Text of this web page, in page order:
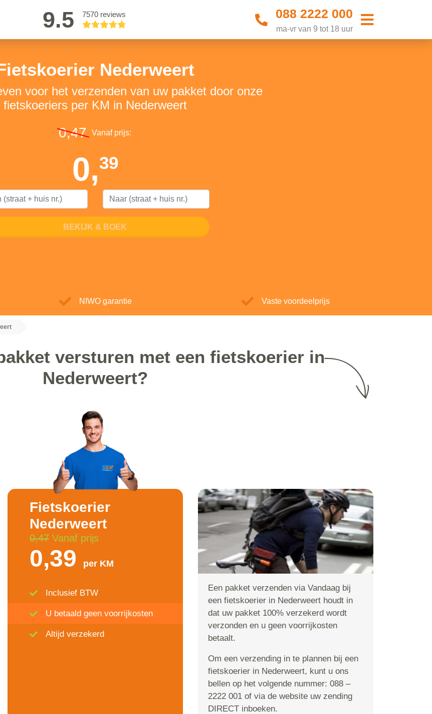
9.5 7570 reviews 088 2222 000
ma-vr van 9 tot 18 uur
Nederweert
voor het verzenden van uw pakket door onze
fietskoeriers per KM in Nederweert
0,47 Vanaf prijs:
0,39
BEKIJK & BOEK
NIWO garantie Vaste voordeelprijs
versturen met een fietskoerier in
Nederweert?
Fietskoerier
Nederweert
0,47 Vanaf prijs
0,39 per KM
Inclusief BTW
U betaald geen voorrijkosten
Altijd verzekerd
Een pakket verzenden via Vandaag bij
een fietskoerier in Nederweert houdt in
dat uw pakket 100% verzekerd wordt
verzonden en u geen voorrijkosten
betaalt.
Om een verzending in te plannen bij een
fietskoerier in Nederweert, kunt u ons
bellen op het volgende nummer: 088 –
2222 001 of via de website uw zending
DIRECT inboeken.